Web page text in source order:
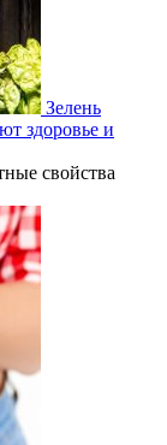
Зелень
здоровье и
свойства